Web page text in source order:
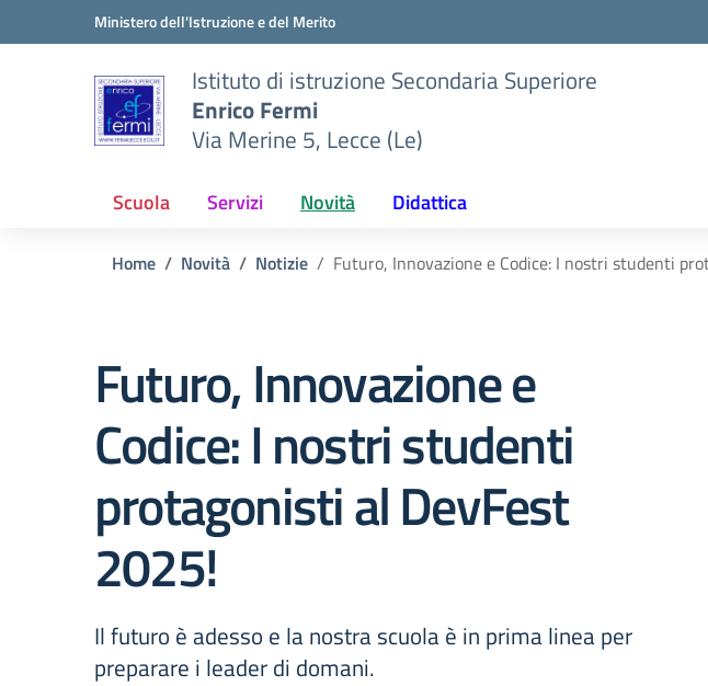
Vai ai contenuti
Vai al menu di navigazioneMinistero dell'Istruzione e del Merito
Istituto di istruzione Secondaria Superiore
Enrico Fermi
Via Merine 5, Lecce (Le)
Scuola Servizi Novità Didattica
Home Novità Notizie Futuro, Innovazione e Codice: I nostri studenti
Futuro, Innovazione e
Codice: I nostri studenti
protagonisti al DevFest
2025!
Il futuro è adesso e la nostra scuola è in prima linea per
preparare i leader di domani.